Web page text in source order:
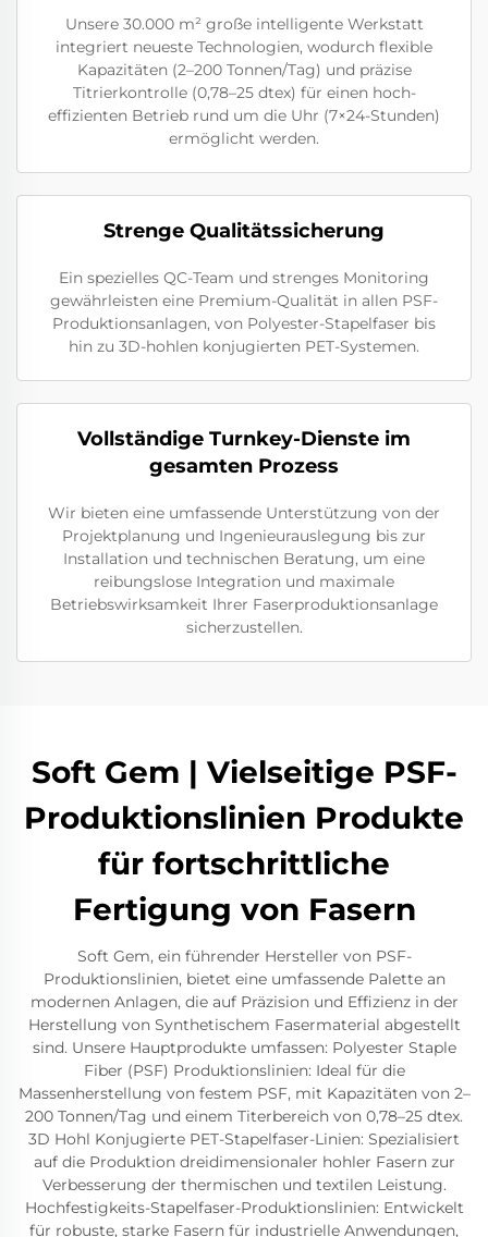
Unsere 30.000 m² große intelligente Werkstatt
integriert neueste Technologien, wodurch flexible
Kapazitäten (2–200 Tonnen/Tag) und präzise
Titrierkontrolle (0,78–25 dtex) für einen hoch-
effizienten Betrieb rund um die Uhr (7×24-Stunden)
ermöglicht werden.
Strenge Qualitätssicherung
Ein spezielles QC-Team und strenges Monitoring
gewährleisten eine Premium-Qualität in allen PSF-
Produktionsanlagen, von Polyester-Stapelfaser bis
hin zu 3D-hohlen konjugierten PET-Systemen.
Vollständige Turnkey-Dienste im
gesamten Prozess
Wir bieten eine umfassende Unterstützung von der
Projektplanung und Ingenieurauslegung bis zur
Installation und technischen Beratung, um eine
reibungslose Integration und maximale
Betriebswirksamkeit Ihrer Faserproduktionsanlage
sicherzustellen.
Soft Gem | Vielseitige PSF-
Produktionslinien Produkte
für fortschrittliche
Fertigung von Fasern
Soft Gem, ein führender Hersteller von PSF-
Produktionslinien, bietet eine umfassende Palette an
modernen Anlagen, die auf Präzision und Effizienz in der
Herstellung von Synthetischem Fasermaterial abgestellt
sind. Unsere Hauptprodukte umfassen: Polyester Staple
Fiber (PSF) Produktionslinien: Ideal für die
Massenherstellung von festem PSF, mit Kapazitäten von 2–
200 Tonnen/Tag und einem Titerbereich von 0,78–25 dtex.
3D Hohl Konjugierte PET-Stapelfaser-Linien: Spezialisiert
auf die Produktion dreidimensionaler hohler Fasern zur
Verbesserung der thermischen und textilen Leistung.
Hochfestigkeits-Stapelfaser-Produktionslinien: Entwickelt
für robuste, starke Fasern für industrielle Anwendungen,